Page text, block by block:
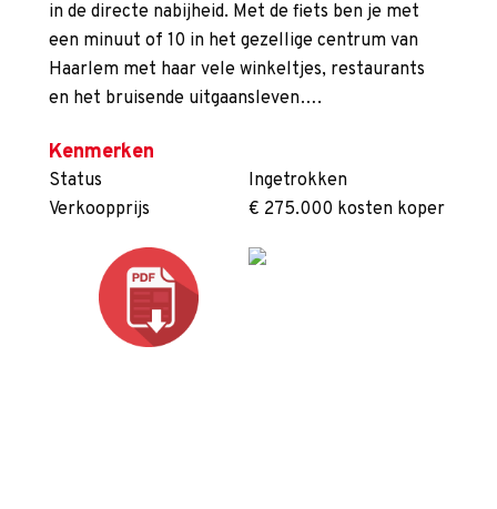
in de directe nabijheid. Met de fiets ben je met
een minuut of 10 in het gezellige centrum van
Haarlem met haar vele winkeltjes, restaurants
en het bruisende uitgaansleven….
Kenmerken
Status
Ingetrokken
Verkoopprijs
€ 275.000 kosten koper